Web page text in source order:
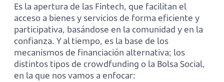
Es la apertura de las Fintech, que facilitan el
acceso a bienes y servicios de forma eficiente y
participativa, basándose en la comunidad y en la
confianza. Y al tiempo, es la base de los
mecanismos de financiación alternativa; los
distintos tipos de crowdfunding o la Bolsa Social,
en la que nos vamos a enfocar: